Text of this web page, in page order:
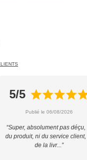
5/5
Publié le 06/08/2026
“Super, absolument pas déçu,
du produit, ni du service
de la livr...”